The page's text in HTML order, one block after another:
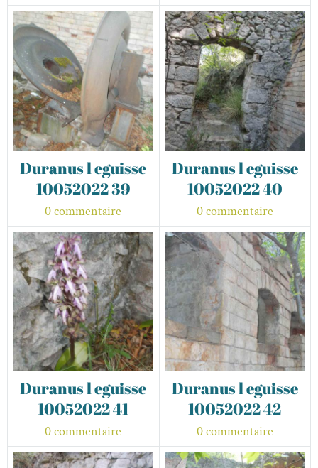
Duranus l eguisse
10052022 39
0 commentaire
Duranus l eguisse
10052022 40
0 commentaire
Duranus l eguisse
10052022 41
0 commentaire
Duranus l eguisse
10052022 42
0 commentaire